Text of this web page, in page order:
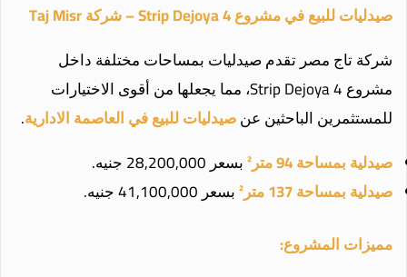
صيدليات للبيع في مشروع Strip Dejoya 4 – شركة Taj Misr
شركة تاج مصر تقدم صيدليات بمساحات مختلفة داخل
مشروع Strip Dejoya 4، مما يجعلها من أقوى الاختيارات
للمستثمرين الباحثين عنصيدليات للبيع في العاصمة الادارية.
صيدلية بمساحة 94 متر²
بسعر 28,200,000 جنيه.
صيدلية بمساحة 137 متر²
بسعر 41,100,000 جنيه.
مميزات المشروع: